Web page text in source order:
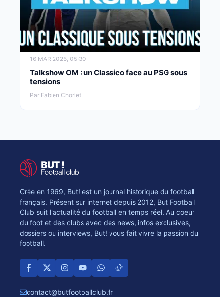
16 MAR 2025, 05:30
Talkshow OM : un Classico face au PSG sous
tensions
Par Fabien Chorlet
Crée en 1969, But! est un journal historique du football
français. Présent sur internet depuis 2012, But Football
Club suit l'actualité du football en temps réel. Au coeur
du foot et des clubs avec des news, infos exclusives,
dossiers ou interviews, But! vous fait vivre la passion du
football.
contact@butfootballclub.fr